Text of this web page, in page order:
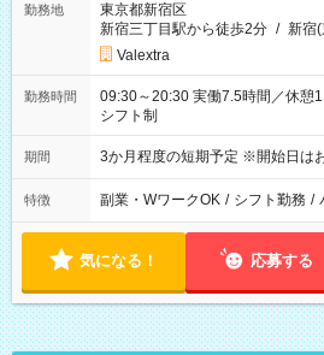
勤務地
東京都新宿区
新宿三丁目駅から徒歩2分 / 新宿
Valextra
勤務時間
09:30～20:30 実働7.5時間／休憩1.5時間 営業時間に合わせた
シフト制
期間 3か月程度の短期予定 ※開始日は
特徴 副業・WワークOK / シフト勤務 /
気になる！ 応募する